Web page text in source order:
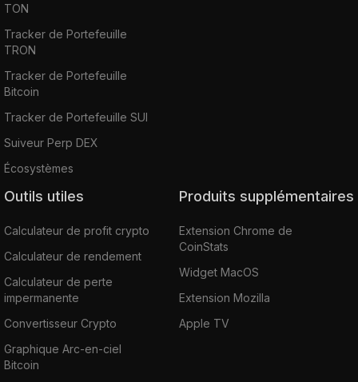
TON
Tracker de Portefeuille
TRON
Tracker de Portefeuille
Bitcoin
Tracker de Portefeuille SUI
Suiveur Perp DEX
Écosystèmes
Outils utiles
Calculateur de profit crypto
Calculateur de rendement
Calculateur de perte
impermanente
Convertisseur Crypto
Graphique Arc-en-ciel
Bitcoin
Produits supplémentaires
Extension Chrome de
CoinStats
Widget MacOS
Extension Mozilla
Apple TV